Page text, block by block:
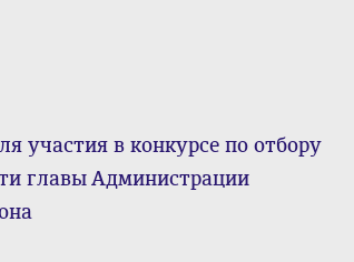
участия в конкурсе по отбору
главы Администрации